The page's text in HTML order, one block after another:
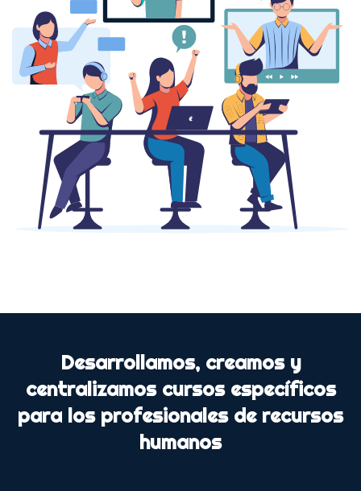
Desarrollamos, creamos y
centralizamos cursos específicos
para los profesionales de recursos
humanos